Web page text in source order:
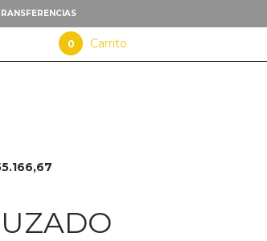
0 Carrito